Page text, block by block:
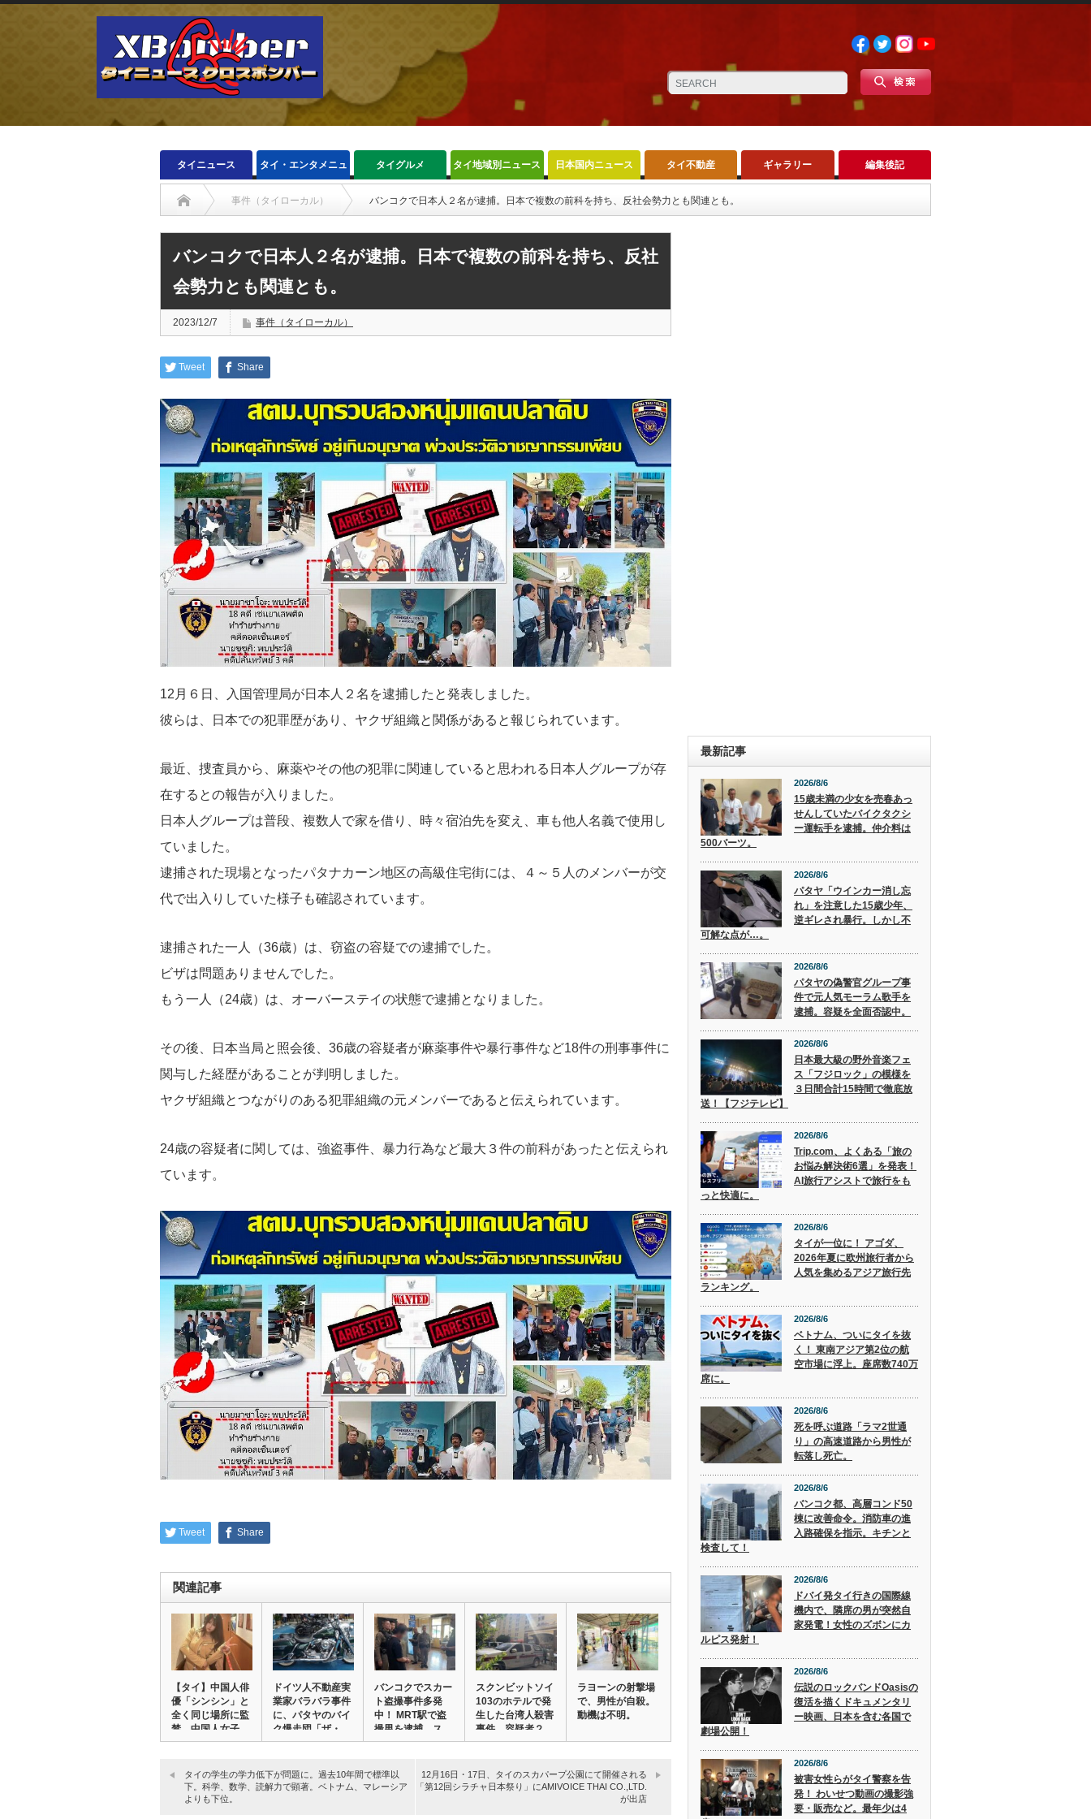
タイニュース タイ・エンタメニュ
ース
タイグルメ タイ地域別ニュース 日本国内ニュース タイ不動産 ギャラリー 編集後記
事件（タイローカル） バンコクで日本人２名が逮捕。日本で複数の前科を持ち、反社会勢力とも関連とも。
バンコクで日本人２名が逮捕。日本で複数の前科を持ち、反社
会勢力とも関連とも。
2023/12/7 事件（タイローカル）
Tweet Share
12月６ 日、入国管理局が日本人２名を逮捕したと発表しました。
彼らは、日本での犯罪歴があり、ヤクザ組織と関係があると報じられています。
最近、捜査員から、麻薬やその他の犯罪に関連していると思われる日本人グループが存
在するとの報告が入りました。
日本人グループは普段、複数人で家を借り、時々宿泊先を変え、車も他人名義で使用し
ていました。
逮捕された現場となったパタナカーン地区の高級住宅街には、４～５人のメンバーが交
代で出入りしていた様子も確認されています。
逮捕された一人（36歳）は、窃盗の容疑での逮捕でした。
ビザは問題ありませんでした。
もう一人（24歳）は、オーバーステイの状態で逮捕となりました。
その後、日本当局と照会後、36歳の容疑者が麻薬事件や暴行事件など18件の刑事事件に
関与した経歴があることが判明しました。
ヤクザ組織とつながりのある犯罪組織の元メンバーであると伝えられています。
24歳の容疑者に関しては、強盗事件、暴力行為など最大３件の前科があったと伝えられ
ています。
Tweet Share
関連記事
【タイ】中国人俳
優「シンシン」と
全く同じ場所に監
禁。中国人女子
大…
ドイツ人不動産実
業家バラバラ事件
に、パタヤのバイ
ク爆走団「ザ・
ア…
バンコクでスカー
ト盗撮事件多発
中！ MRT駅で盗
撮男を逮捕。ス
マ…
スクンビットソイ
103のホテルで発
生した台湾人殺害
事件。容疑者２…
ラヨーンの射撃場
で、男性が自殺。
動機は不明。
タイの学生の学力低下が問題に。過去10年間で標準以
下。科学、数学、読解力で顕著。ベトナム、マレーシア
よりも下位。
12月16日・17日、タイのスカパープ公園にて開催される
「第12回シラチャ日本祭り」にAMIVOICE THAI CO.,LTD.
が出店
最新記事
2026/8/6
15歳未満の少女を売春あっ
せんしていたバイクタクシ
ー運転手を逮捕。仲介料は
500バーツ。
2026/8/6
パタヤ「ウインカー消し忘
れ」を注意した15歳少年、
逆ギレされ暴行。しかし不
可解な点が…。
2026/8/6
パタヤの偽警官グループ事
件で元人気モーラム歌手を
逮捕。容疑を全面否認中。
2026/8/6
日本最大級の野外音楽フェ
ス「フジロック」の模様を
３日間合計15時間で徹底放
送！【フジテレビ】
2026/8/6
Trip.com、よくある「旅の
お悩み解決術6選」を発表！
AI旅行アシストで旅行をも
っと快適に。
2026/8/6
タイが一位に！ アゴダ、
2026年夏に欧州旅行者から
人気を集めるアジア旅行先
ランキング。
2026/8/6
ベトナム、ついにタイを抜
く！ 東南アジア第2位の航
空市場に浮上。座席数740万
席に。
2026/8/6
死を呼ぶ道路「ラマ2世通
り」の高速道路から男性が
転落し死亡。
2026/8/6
バンコク都、高層コンド50
棟に改善命令。消防車の進
入路確保を指示。キチンと
検査して！
2026/8/6
ドバイ発タイ行きの国際線
機内で、隣席の男が突然自
家発電！女性のズボンにカ
ルピス発射！
2026/8/6
伝説のロックバンドOasisの
復活を描くドキュメンタリ
ー映画、日本を含む各国で
劇場公開！
2026/8/6
被害女性らがタイ警察を告
発！ わいせつ動画の撮影強
要・販売など。最年少は4